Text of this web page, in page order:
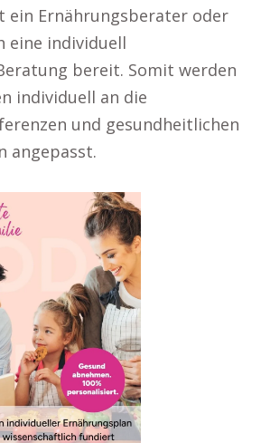
ein Ernährungsberater oder
eine individuell
bereit. Somit werden
individuell an die
und gesundheitlichen
angepasst.